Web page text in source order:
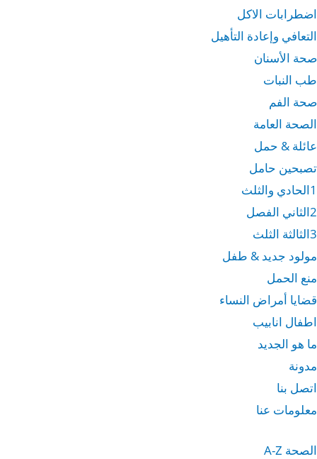
اضطرابات الاكل
التعافي وإعادة التأهيل
صحة الأسنان
طب النبات
صحة الفم
الصحة العامة
عائلة & حمل
تصبحين حامل
1الحادي والثلث
2الثاني الفصل
3الثالثة الثلث
مولود جديد & طفل
منع الحمل
قضايا أمراض النساء
اطفال انابيب
ما هو الجديد
مدونة
اتصل بنا
معلومات عنا
الصحة A-Z